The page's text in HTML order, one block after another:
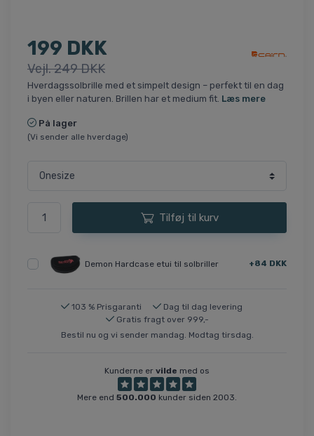
199 DKK
Vejl. 249 DKK
Hverdagssolbrille med et simpelt design – perfekt til en dag
i byen eller naturen. Brillen har et medium fit. Læs mere
På lager
(Vi sender alle hverdage)
Tilføj til kurv
Demon Hardcase etui til solbriller +84 DKK
103 % Prisgaranti
Dag til dag levering
Gratis fragt over 999,-
Bestil nu og vi sender mandag. Modtag tirsdag.
Kunderne er vilde med os
Mere end 500.000 kunder siden 2003.